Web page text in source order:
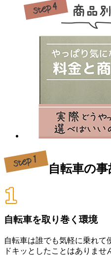
自転車の事
自転車を取り巻く環境
自転車は誰でも気軽に乗れて
ドキッとしたことはありませ